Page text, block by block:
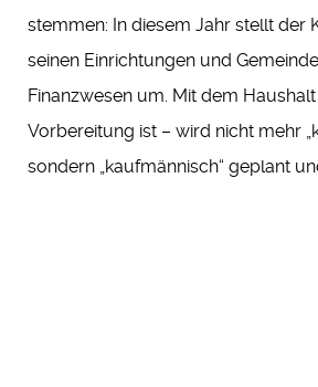
stemmen: In diesem Jahr stellt der
seinen Einrichtungen und
Finanzwesen um. Mit dem
Vorbereitung ist – wird nicht mehr
sondern „kaufmännisch“ geplant